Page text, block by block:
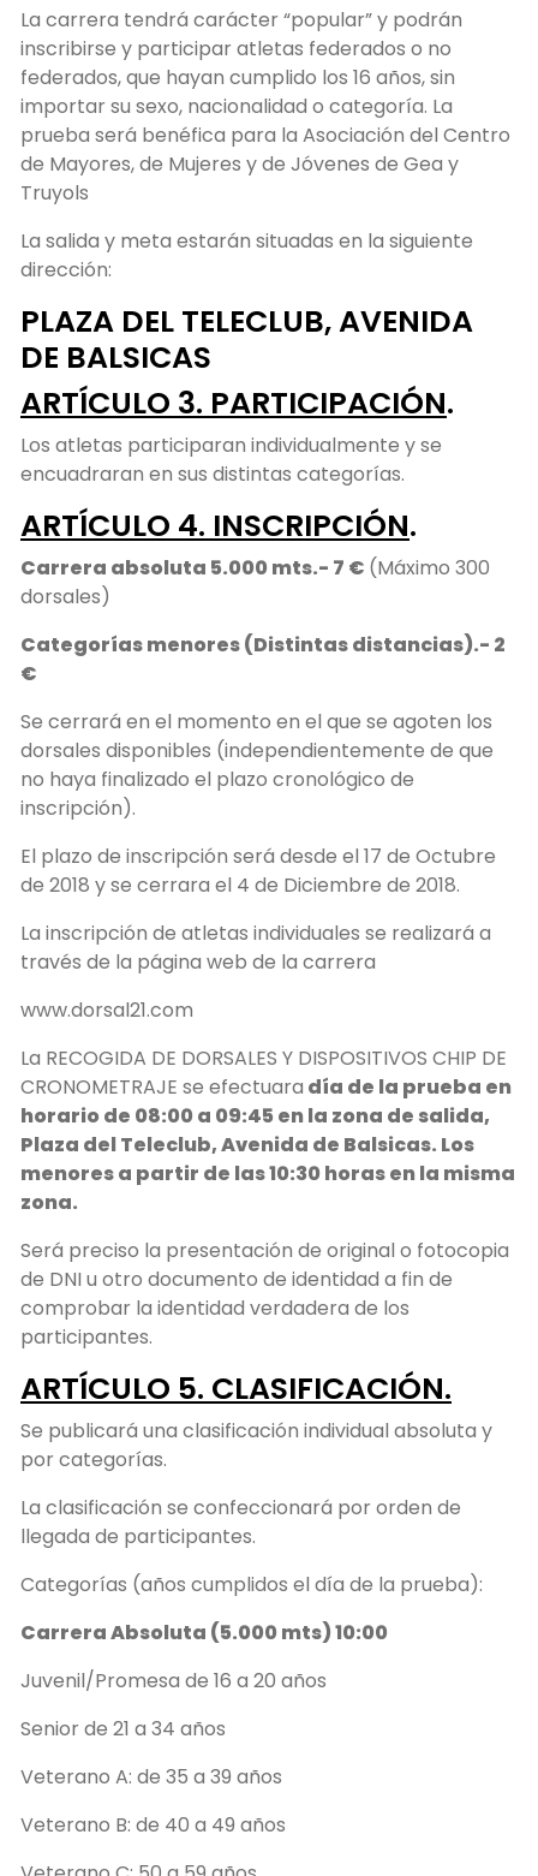
La carrera tendrá carácter “popular” y podrán
inscribirse y participar atletas federados o no
federados, que hayan cumplido los 16 años, sin
importar su sexo, nacionalidad o categoría. La
prueba será benéfica para la Asociación del Centro
de Mayores, de Mujeres y de Jóvenes de Gea y
Truyols
La salida y meta estarán situadas en la siguiente
dirección:
PLAZA DEL TELECLUB, AVENIDA
DE BALSICAS
ARTÍCULO 3. PARTICIPACIÓN.
Los atletas participaran individualmente y se
encuadraran en sus distintas categorías.
ARTÍCULO 4. INSCRIPCIÓN.
Carrera absoluta 5.000 mts.- 7 € (Máximo 300
dorsales)
Categorías menores (Distintas distancias).- 2
€
Se cerrará en el momento en el que se agoten los
dorsales disponibles (independientemente de que
no haya finalizado el plazo cronológico de
inscripción).
El plazo de inscripción será desde el 17 de Octubre
de 2018 y se cerrara el 4 de Diciembre de 2018.
La inscripción de atletas individuales se realizará a
través de la página web de la carrera
www.dorsal21.com
La RECOGIDA DE DORSALES Y DISPOSITIVOS CHIP DE
CRONOMETRAJE se efectuara día de la prueba en
horario de 08:00 a 09:45 en la zona de salida,
Plaza del Teleclub, Avenida de Balsicas. Los
menores a partir de las 10:30 horas en la misma
zona.
Será preciso la presentación de original o fotocopia
de DNI u otro documento de identidad a fin de
comprobar la identidad verdadera de los
participantes.
ARTÍCULO 5. CLASIFICACIÓN.
Se publicará una clasificación individual absoluta y
por categorías.
La clasificación se confeccionará por orden de
llegada de participantes.
Categorías (años cumplidos el día de la prueba):
Carrera Absoluta (5.000 mts) 10:00
Juvenil/Promesa de 16 a 20 años
Senior de 21 a 34 años
Veterano A: de 35 a 39 años
Veterano B: de 40 a 49 años